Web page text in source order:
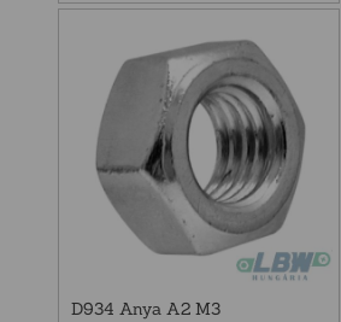
D934 Anya A2 M3